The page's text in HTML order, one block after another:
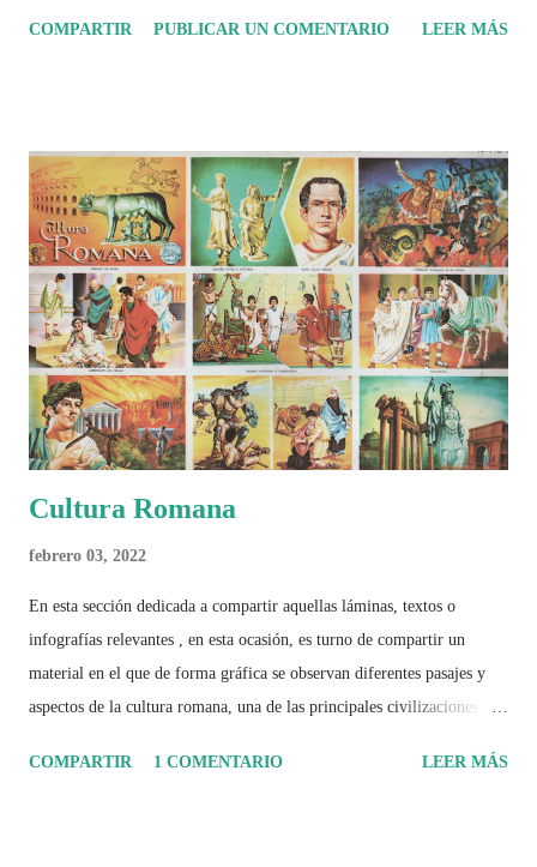
el recorrido de cada selección con infografías inspiradas en la
2026 ¿Un punto de quiebre?" Este especial de Pancracio Deportivo no
busca decir únicamente quién ganó o quién perdió. Busca responder si
este Mundial marcó un antes y un después en la forma de entender el
deporte, la identidad nacional, la globalización, la comercialización y
el papel del fútbol como reflejo de nuestras sociedades . Son 230
páginas de análisis, ilustraciones originales y ...
COMPARTIR PUBLICAR UN COMENTARIO LEER MÁS
Cultura Romana
febrero 03, 2022
En esta sección dedicada a compartir aquellas láminas, textos o
infografías relevantes , en esta ocasión, es turno de compartir un
material en el que de forma gráfica se observan diferentes pasajes y
aspectos de la cultura romana, una de las principales civilizaciones que
COMPARTIR
1 COMENTARIO LEER MÁS